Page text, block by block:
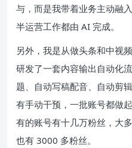
与，而是我带着业务主动融
半运营工作都由 AI 完成。
另外，我是从做头条和中视
研发了一套内容输出自动化
题、自动写稿配音、自动剪
有手动干预，一批账号都做
有的账号有十几万粉丝，大
也有 3000 多粉丝。